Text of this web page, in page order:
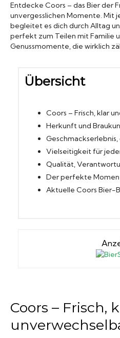
Biergläser
Geschenksets
Entdecke Coors – das Bier der
unvergesslichen Momente. Mit
begleitet es dich durch Alltag
perfekt zum Teilen mit Familie
Genussmomente, die wirklich
Übersicht
Coors – Frisch, klar
Herkunft und
Vielseitigkeit für
Qualität,
Der perfekte
Aktuelle Coors Bier-
Coors – Frisch,